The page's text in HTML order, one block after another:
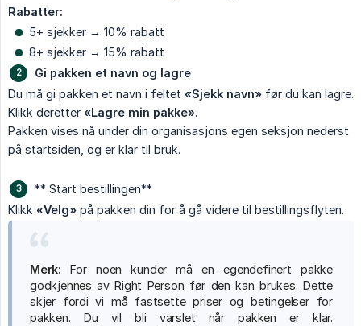
Rabatter:
5+ sjekker → 10% rabatt
8+ sjekker → 15% rabatt
Gi pakken et navn og lagre
Du må gi pakken et navn i feltet «Sjekk navn» før du kan lagre.
Klikk deretter «Lagre min pakke».
Pakken vises nå under din organisasjons egen seksjon nederst
på startsiden, og er klar til bruk.
** Start bestillingen**
Klikk «Velg» på pakken din for å gå videre til bestillingsflyten.
Merk: For noen kunder må en egendefinert pakke
godkjennes av Right Person før den kan brukes. Dette
skjer fordi vi må fastsette priser og betingelser for
pakken. Du vil bli varslet når pakken er klar.